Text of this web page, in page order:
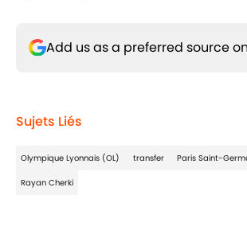
Add us as a preferred source on
Sujets Liés
Olympique Lyonnais (OL) transfer Paris Saint-
Rayan Cherki